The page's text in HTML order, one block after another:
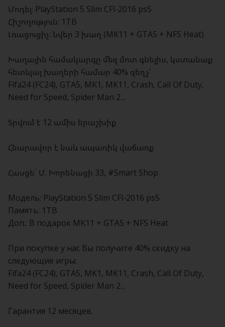
Մոդել: PlayStation 5 Slim CFI-2016 ps5
Հիշողություն: 1TB
Լռացուցիչ: Նվեր 3 խաղ (MK11 + GTA5 + NFS Heat)
Խաղային համակարգը մեզ մոտ գնելիս, կստանաք
հետևյալ խաղերի համար 40% զեղչ՝
Fifa24 (FC24), GTA5, MK1, MK11, Crash, Call Of Duty,
Need for Speed, Spider Man 2...
Տրվում է 12 ամիս երաշխիք
Հնարավոր է նաև ապառիկ վաճառք
Հասցե` Մ. Խորենացի 33, #Smart Shop
Модель: PlayStation 5 Slim CFI-2016 ps5
Память: 1TB
Доп.: В подарок MK11 + GTA5 + NFS Heat
При покупке у нас Вы получите 40% скидку на
следующие игры:
Fifa24 (FC24), GTA5, MK1, MK11, Crash, Call Of Duty,
Need for Speed, Spider Man 2...
Гарантия 12 месяцев.